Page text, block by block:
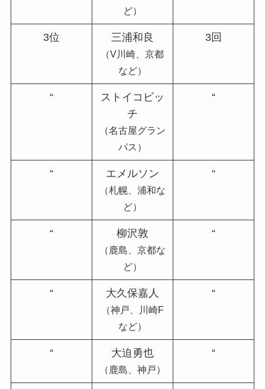
ど）
3位 三浦和良
（V川崎、京都
など）
3回
“
ストイコビッ
チ
（名古屋グラン
パス）
“
“ エメルソン
（札幌、浦和な
ど）
“
“ 柳沢敦
（鹿島、京都な
ど）
“
“ 大久保嘉人
（神戸、川崎F
など）
“
“ 大迫勇也
（鹿島、神戸）
“